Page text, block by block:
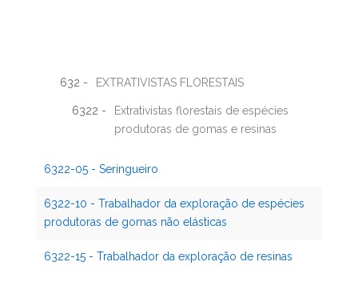
632 - EXTRATIVISTAS FLORESTAIS
6322 -
Extrativistas florestais de espécies
produtoras de gomas e resinas
6322-05 - Seringueiro
6322-10 - Trabalhador da exploração de espécies
produtoras de gomas não elásticas
6322-15 - Trabalhador da exploração de resinas